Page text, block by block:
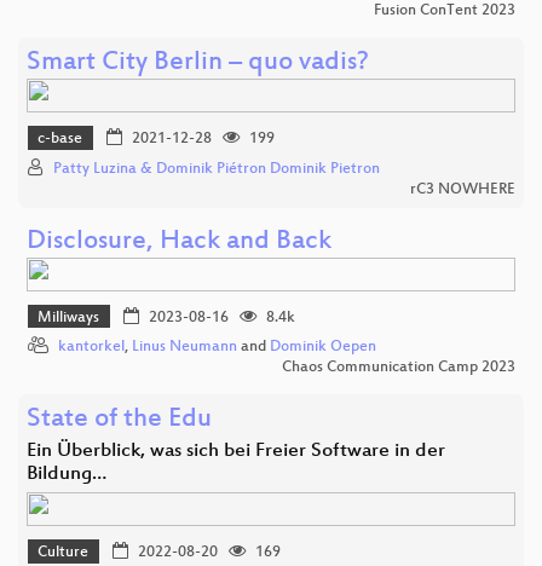
Fusion ConTent 2023
Smart City Berlin – quo vadis?
c-base 2021-12-28
199
Patty Luzina & Dominik Piétron Dominik Pietron
rC3 NOWHERE
Disclosure, Hack and Back
Milliways 2023-08-16
8.4k
kantorkel, Linus Neumann and Dominik Oepen
Chaos Communication Camp 2023
State of the Edu
Ein Überblick, was sich bei Freier Software in der
Bildung…
Culture 2022-08-20
169